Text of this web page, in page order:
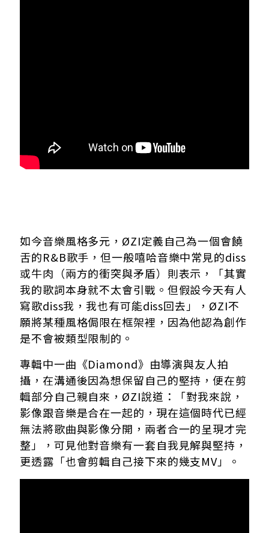
如今音樂風格多元，ØZI定義自己為一個會饒
舌的R&B歌手，但一般嘻哈音樂中常見的diss
或牛肉（兩方的衝突與矛盾）則表示，「其實
我的歌詞本身就不太會引戰。但假設今天有人
寫歌diss我，我也有可能diss回去」，ØZI不
願將某種風格侷限在框架裡，因為他認為創作
是不會被類型限制的。
專輯中一曲《Diamond》由導演與友人拍
攝，在溝通後因為想保留自己的堅持，便在剪
輯部分自己親自來，ØZI說道：「對我來說，
影像跟音樂是合在一起的，現在這個時代已經
無法將歌曲與影像分開，兩者合一的呈現才完
整」，可見他對音樂有一套自我見解與堅持，
更透露「也會剪輯自己接下來的幾支MV」。